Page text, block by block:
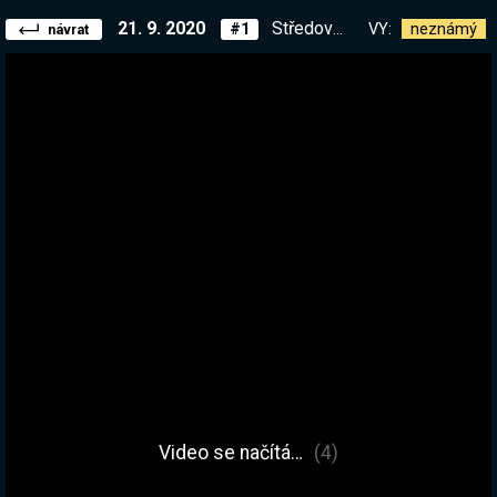
návrat 21. 9. 2020 #1 Středověk je vlastně Easy. Kingdom Come 0.5? VY: neznámý
Video se načítá… (4)